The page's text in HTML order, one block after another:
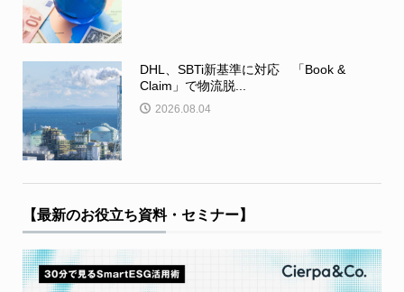
DHL、SBTi新基準に対応 「Book &
Claim」で物流脱...
2026.08.04
【最新のお役立ち資料・セミナー】